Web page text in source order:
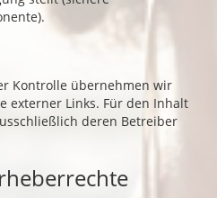
Kontrolle übernehmen wir
externer Links. Für den Inhalt
deren Betreiber